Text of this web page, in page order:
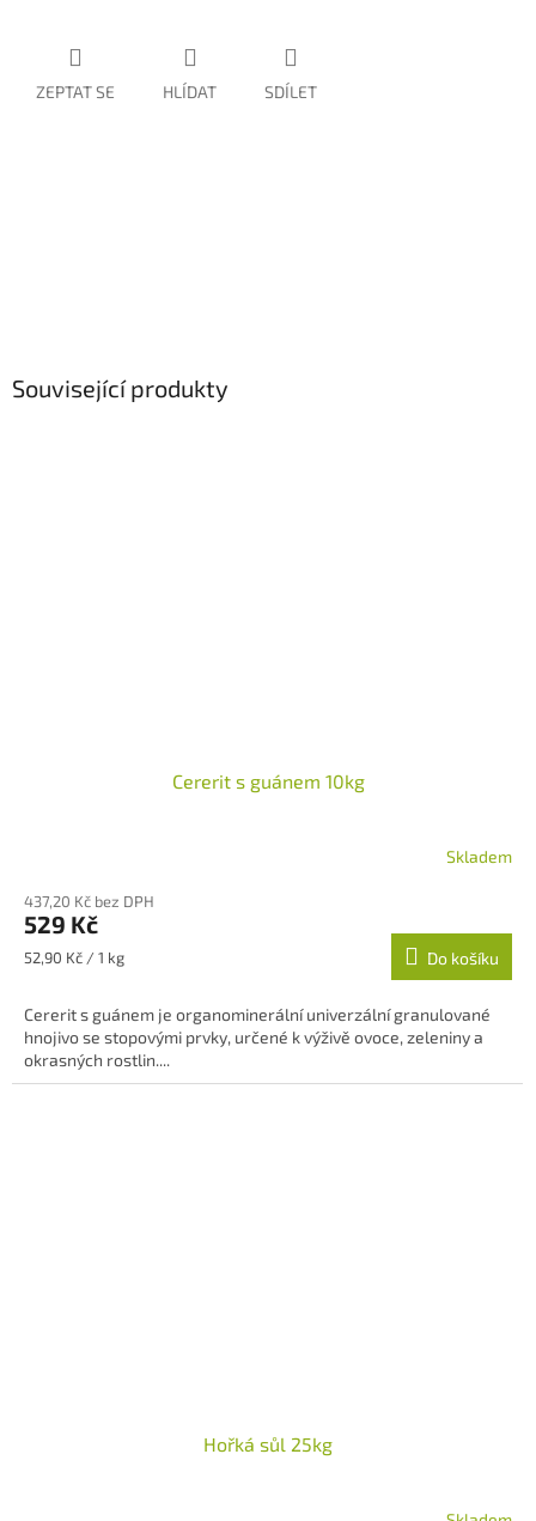
ZEPTAT SE HLÍDAT SDÍLET
Související produkty
Cererit s guánem 10kg
Skladem
437,20 Kč bez DPH
529 Kč
Měrná
52,90 Kč / 1 kg Do košíku
Cererit s guánem je organominerální univerzální granulované
hnojivo se stopovými prvky, určené k výživě ovoce, zeleniny a
okrasných rostlin....
Hořká sůl 25kg